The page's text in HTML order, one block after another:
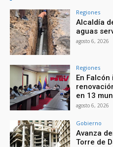
Regiones
Alcaldía
aguas
agosto 6, 2026
Regiones
En
en 13
agosto 6, 2026
Gobierno
Avanza
Torre de